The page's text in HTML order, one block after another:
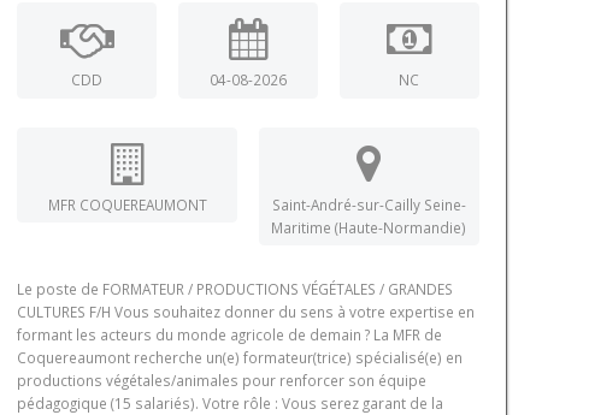
CDD 04-08-2026 NC
MFR COQUEREAUMONT
Saint-André-sur-Cailly Seine-
Maritime (Haute-Normandie)
Le poste de FORMATEUR / PRODUCTIONS VÉGÉTALES / GRANDES
CULTURES F/H Vous souhaitez donner du sens à votre expertise en
formant les acteurs du monde agricole de demain ? La MFR de
Coquereaumont recherche un(e) formateur(trice) spécialisé(e) en
productions végétales/animales pour renforcer son équipe
pédagogique (15 salariés). Votre rôle : Vous serez garant de la